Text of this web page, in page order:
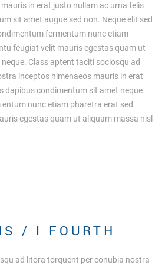
in erat justo nullam ac urna felis
sit amet augue sed non. Neque elit sed
fermentum nunc etiam
feugiat velit mauris egestas quam ut
Class aptent taciti sociosqu ad
inceptos himenaeos mauris in erat
dapibus condimentum sit amet neque
nunc etiam pharetra erat sed
egestas quam ut aliquam massa nisl
S / I F O U RT H
ad litora torquent per conubia nostra